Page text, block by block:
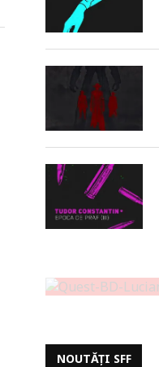
NOUTĂȚI SFF